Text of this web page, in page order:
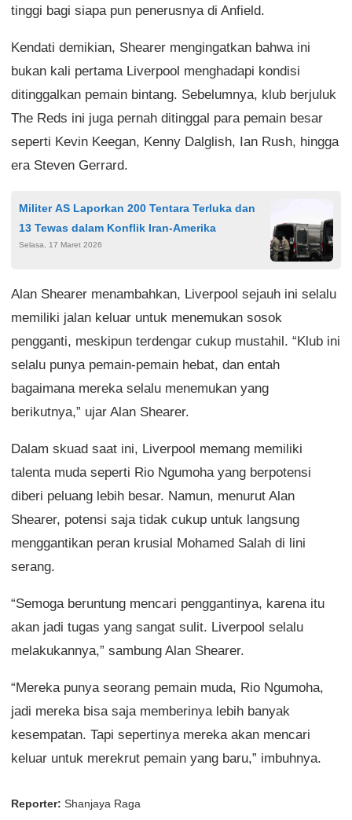
tinggi bagi siapa pun penerusnya di Anfield.
Kendati demikian, Shearer mengingatkan bahwa ini
bukan kali pertama Liverpool menghadapi kondisi
ditinggalkan pemain bintang. Sebelumnya, klub berjuluk
The Reds ini juga pernah ditinggal para pemain besar
seperti Kevin Keegan, Kenny Dalglish, Ian Rush, hingga
era Steven Gerrard.
Militer AS Laporkan 200 Tentara Terluka dan
13 Tewas dalam Konflik Iran-Amerika
Selasa, 17 Maret 2026
Alan Shearer menambahkan, Liverpool sejauh ini selalu
memiliki jalan keluar untuk menemukan sosok
pengganti, meskipun terdengar cukup mustahil. “Klub ini
selalu punya pemain-pemain hebat, dan entah
bagaimana mereka selalu menemukan yang
berikutnya,” ujar Alan Shearer.
Dalam skuad saat ini, Liverpool memang memiliki
talenta muda seperti Rio Ngumoha yang berpotensi
diberi peluang lebih besar. Namun, menurut Alan
Shearer, potensi saja tidak cukup untuk langsung
menggantikan peran krusial Mohamed Salah di lini
serang.
“Semoga beruntung mencari penggantinya, karena itu
akan jadi tugas yang sangat sulit. Liverpool selalu
melakukannya,” sambung Alan Shearer.
“Mereka punya seorang pemain muda, Rio Ngumoha,
jadi mereka bisa saja memberinya lebih banyak
kesempatan. Tapi sepertinya mereka akan mencari
keluar untuk merekrut pemain yang baru,” imbuhnya.
Reporter: Shanjaya Raga